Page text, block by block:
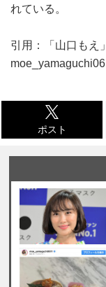
れている。
引用：「山口もえ
ポスト